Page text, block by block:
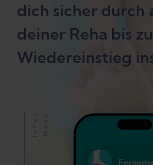
dich sicher durch
deiner Reha bis
Wiedereinstieg